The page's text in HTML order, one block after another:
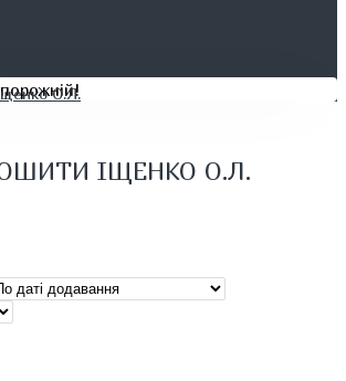
дозвілля
О.Л.
ІЩЕНКО О.Л.